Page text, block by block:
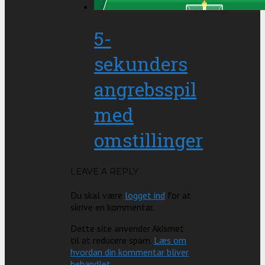
5-
sekunders
angrebsspil
med
omstillinger
LEAVE A REPLY
Du skal være logget ind for at
skrive en kommentar.
Dette site anvender Akismet
til at reducere spam. Læs om
hvordan din kommentar bliver